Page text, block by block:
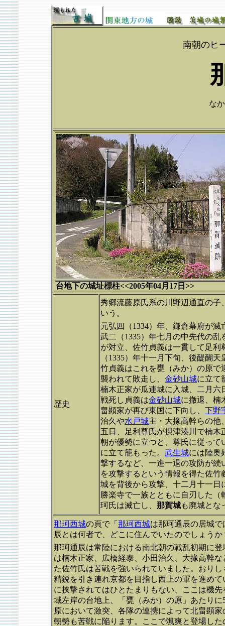
南朝のヒ
な
台地下の城址標柱<<2005年04月17日>>
歴史
秀郷流藤原氏系の川野辺通直の子
いう。
元弘四（1334）年、鎌倉幕府が
武二（1335）年七月の中先代の
が対立、佐竹貞義は一貫して足
（1335）年十一月下旬、後醍醐
竹貞義はこれを甕（みか）の原で
襲われて敗走し、 金砂山城に立て
楠木正家が瓜連城に入城、二月
戦死し貞義は金砂山城に撤退、楠
畠顕家が再び東国に下向し、 下野
治久や水戸城主・大掾高幹らの他
五日、足利尊氏が摂津湊川で楠
朝が優勢に立つと、尊氏に従っ
に立て籠もった。 武生城には陸奥
撃するなど、一進一退の攻防が
を攻撃するという情報を得た佐竹
城を背後から攻撃、十二月十一
勝楽寺で一族とともに自刃した
珂氏は滅亡し、 那賀城も廃城とな
那珂西城の頁で「 那珂西城は那珂通辰の居城
辰とは何者で、どこに住んでいたのでしょうか
那珂通辰は常陸における南北朝の戦乱初期に
は楠木正家、広橋経泰、小田治久、大掾高幹
た佐竹氏は苦戦を強いられていました。おり
精鋭を引き連れ京都を目指し西上の軍を進め
に挟撃されてはひとたまりもない、ここは機
域左岸の台地上、「甕（みか）の原」あたり
原において激突、各隊の連携によって北畠顕
朝勢も苦戦に陥ります。ここで颯爽と登場し